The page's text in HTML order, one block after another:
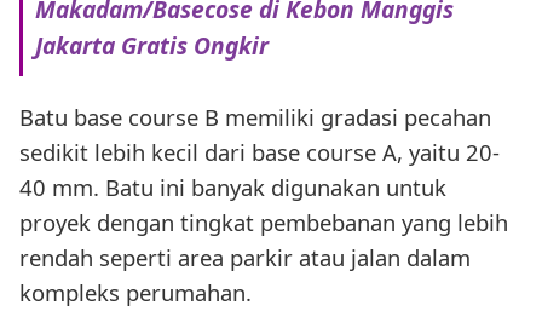
Makadam/Basecose di Kebon Manggis
Jakarta Gratis Ongkir
Batu base course B memiliki gradasi pecahan
sedikit lebih kecil dari base course A, yaitu 20-
40 mm. Batu ini banyak digunakan untuk
proyek dengan tingkat pembebanan yang lebih
rendah seperti area parkir atau jalan dalam
kompleks perumahan.